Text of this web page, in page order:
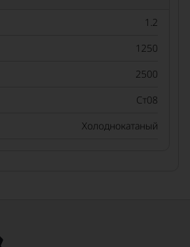
1.2
1250
2500
Ст08
Холоднокатаный